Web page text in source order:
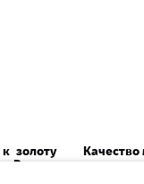
золоту
России
Качество
заметно